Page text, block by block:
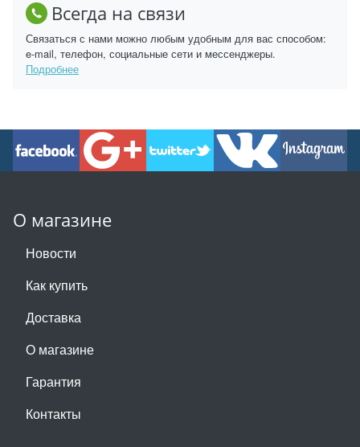
Всегда на связи
Связаться с нами можно любым удобным для вас способом:
e-mail, телефон, социальные сети и мессенджеры.
Подробнее
О магазине
Новости
Как купить
Доставка
О магазине
Гарантия
Контакты